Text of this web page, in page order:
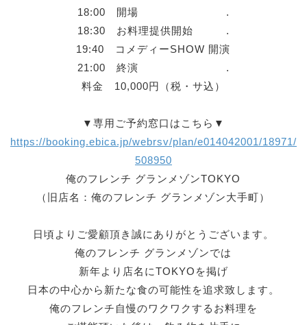
18:00 開場 .
18:30 お料理提供開始 .
19:40 コメディーSHOW 開演
21:00 終演 .
料金 10,000円（税・サ込）
▼専用ご予約窓口はこちら▼
https://booking.ebica.jp/webrsv/plan/e014042001/18971/
508950
俺のフレンチ グランメゾンTOKYO
（旧店名：俺のフレンチ グランメゾン大手町）
日頃よりご愛顧頂き誠にありがとうございます。
俺のフレンチ グランメゾンでは
新年より店名にTOKYOを掲げ
日本の中心から新たな食の可能性を追求致します。
俺のフレンチ自慢のワクワクするお料理を